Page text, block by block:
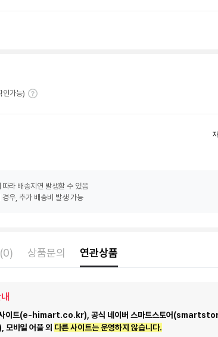
인가능)
라 배송지연 발생할 수 있음
우, 추가 배송비 발생 가능
상품문의 연관상품
사이트(e-himart.co.kr), 공식 네이버 스마트스토어
바일 어플 외 다른 사이트는 운영하지 않습니다.